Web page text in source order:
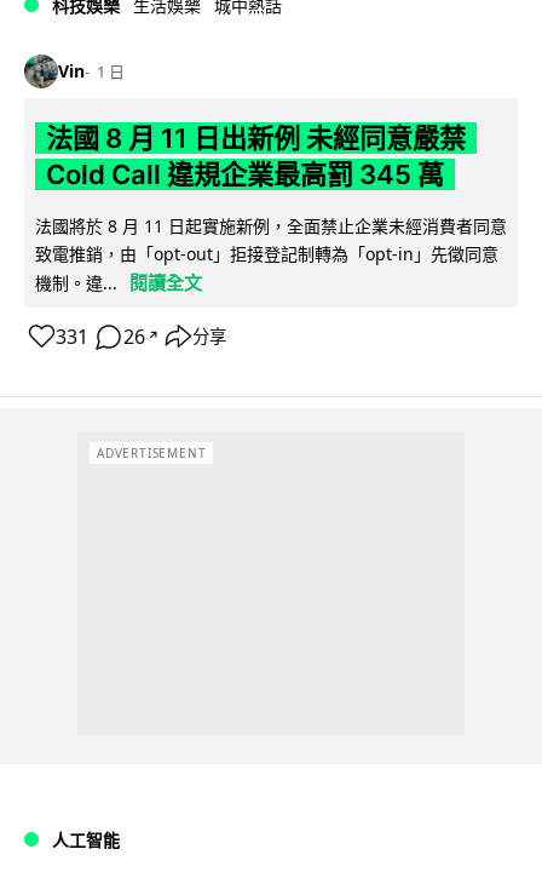
科技娛樂 生活娛樂 城中熱話
Vin 1 日
法國 8 月 11 日出新例 未經同意嚴禁
Cold Call 違規企業最高罰 345 萬
法國將於 8 月 11 日起實施新例，全面禁止企業未經消費者同意
致電推銷，由「opt-out」拒接登記制轉為「opt-in」先徵同意
機制。違...
閱讀全文
331 26 ↗ 分享
ADVERTISEMENT
人工智能